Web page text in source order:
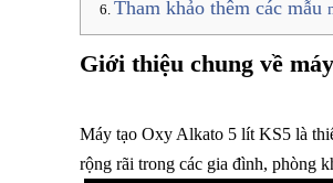
Tham khảo thêm các mẫu
Giới thiệu chung về
Máy tạo Oxy Alkato 5 lít KS5 là
rộng rãi trong các gia đình, phòng